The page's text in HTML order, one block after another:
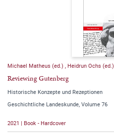
Michael Matheus (ed.) Heidrun Ochs (ed.)
Reviewing Gutenberg
Historische Konzepte und Rezeptionen
Geschichtliche Landeskunde, Volume 76
2021 | Book - Hardcover